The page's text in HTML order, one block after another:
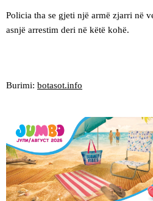
Policia tha se gjeti një armë zjarri në
asnjë arrestim deri në këtë kohë.
Burimi: botasot.info